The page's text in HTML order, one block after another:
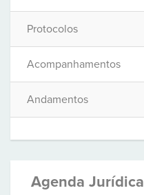
Protocolos
Acompanhamentos
Andamentos
Agenda Jurídica